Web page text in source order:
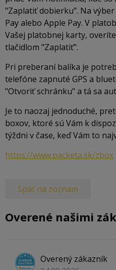
"Zaplatiť dobierku". Na
Pay alebo Apple Pay. V
Vašej platobnej karty,
tlačidlom "Zaplatiť".
Pri preberaní balíka je
telefóne zapnuté GPS a
"Otvoriť schránku" a tá sa
Je to naozaj jednoduché,
boxov, ktoré sú Vám k
týždni v čase, keď Vám to
https://www.packeta.sk/zbox
Späť na zoznam
Overené našimi
Overený zákazník